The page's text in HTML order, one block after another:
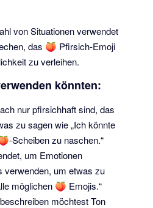
von Situationen verwendet
das 🍑 Pfirsich-Emoji
zu verleihen.
könnten:
nur pfirsichhaft sind, das
zu sagen wie „Ich könnte
Scheiben zu naschen.“
um Emotionen
verwenden, um etwas zu
möglichen 🍑 Emojis.“
möchtest Ton